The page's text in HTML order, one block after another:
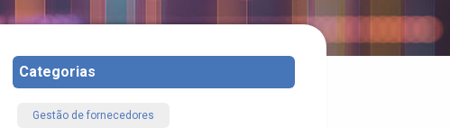
Categorias
Gestão de fornecedores